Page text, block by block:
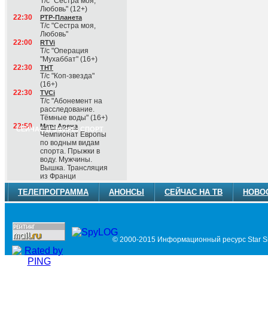
Любовь" (12+)
22:30
РТР-Планета
Т/с "Сестра моя,
Любовь"
22:00
RTVi
Т/с "Операция
"Мухаббат" (16+)
22:30
ТНТ
Т/с "Коп-звезда"
(16+)
22:30
TVCi
Т/с "Абонемент на
расследование.
Тёмные воды" (16+)
СЕЙЧАС В ЭФИРЕ: СПОРТ
22:50 Матч Арена
Чемпионат Европы
по водным видам
спорта. Прыжки в
воду. Мужчины.
Вышка. Трансляция
из Франци
ТЕЛЕПРОГРАММА АНОНСЫ СЕЙЧАС НА ТВ
© 2000-2015 Информационный ресурс Star